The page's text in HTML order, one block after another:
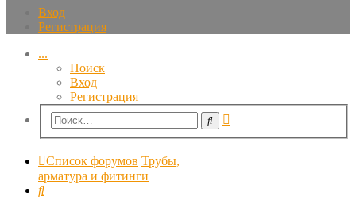
Вход
Регистрация
...
Поиск
Вход
Регистрация
Поиск
Список форумов Трубы,
арматура и фитинги
Поиск